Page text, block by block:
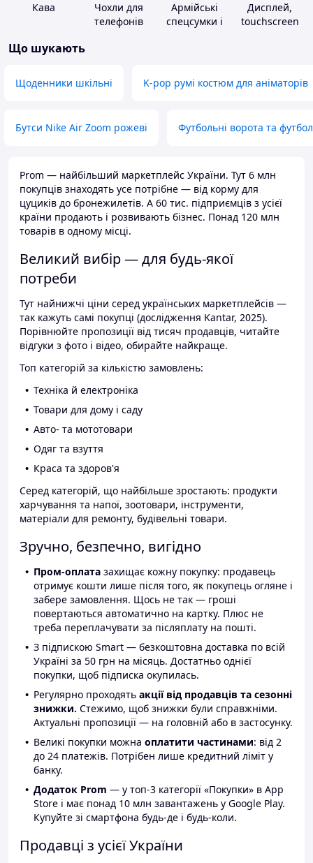
Кава
Чохли для
телефонів
Армійські
спецсумки і
Дисплей,
touchscreen
Що шукають
Щоденники шкільні K-pop румі костюм для аніматорів
Бутси Nike Air Zoom рожеві Футбольні ворота та
Prom — найбільший маркетплейс України. Тут 6 млн
покупців знаходять усе потрібне — від корму для
цуциків до бронежилетів. А 60 тис. підприємців з усієї
країни продають і розвивають бізнес. Понад 120 млн
товарів в одному місці.
Великий вибір — для будь-якої
потреби
Тут найнижчі ціни серед українських маркетплейсів —
так кажуть самі покупці (дослідження Kantar, 2025).
Порівнюйте пропозиції від тисяч продавців, читайте
відгуки з фото і відео, обирайте найкраще.
Топ категорій за кількістю замовлень:
Техніка й електроніка
Товари для дому і саду
Авто- та мототовари
Одяг та взуття
Краса та здоров'я
Серед категорій, що найбільше зростають: продукти
харчування та напої, зоотовари, інструменти,
матеріали для ремонту, будівельні товари.
Зручно, безпечно, вигідно
Пром-оплата захищає кожну покупку: продавець
отримує кошти лише після того, як покупець огляне і
забере замовлення. Щось не так — гроші
повертаються автоматично на картку. Плюс не
треба переплачувати за післяплату на пошті.
З підпискою Smart — безкоштовна доставка по всій
Україні за 50 грн на місяць. Достатньо однієї
покупки, щоб підписка окупилась.
Регулярно проходять акції від продавців та сезонні
знижки. Стежимо, щоб знижки були справжніми.
Актуальні пропозиції — на головній або в застосунку.
Великі покупки можна оплатити частинами: від 2
до 24 платежів. Потрібен лише кредитний ліміт у
банку.
Додаток Prom — у топ-3 категорії «Покупки» в App
Store і має понад 10 млн завантажень у Google Play.
Купуйте зі смартфона будь-де і будь-коли.
Продавці з усієї України